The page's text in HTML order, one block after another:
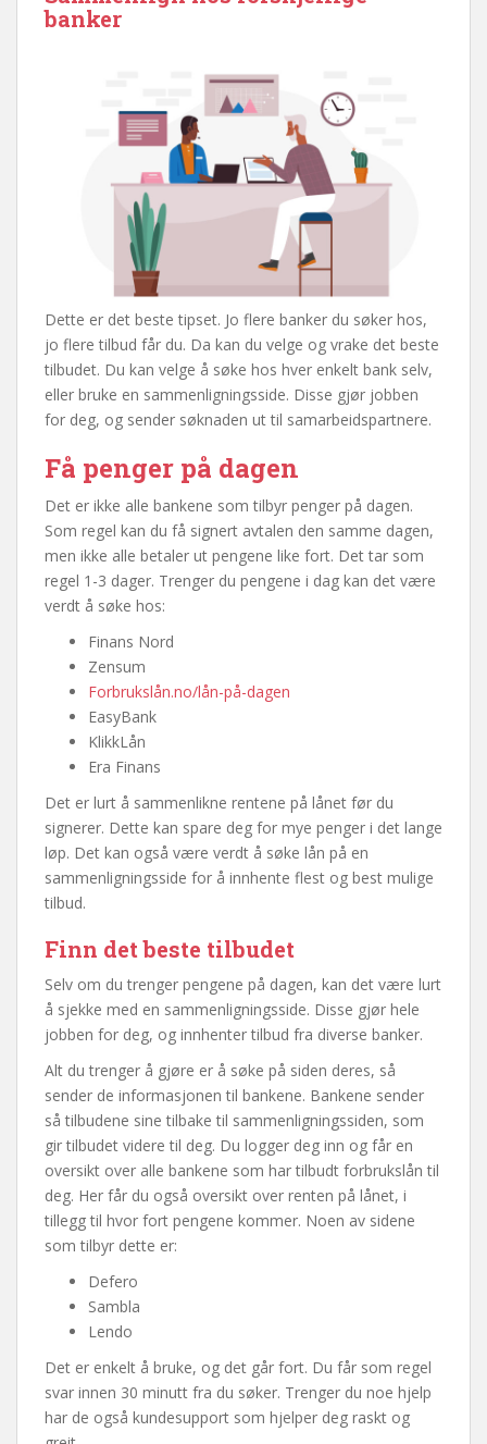
banker
Dette er det beste tipset. Jo flere banker du søker hos,
jo flere tilbud får du. Da kan du velge og vrake det beste
tilbudet. Du kan velge å søke hos hver enkelt bank selv,
eller bruke en sammenligningsside. Disse gjør jobben
for deg, og sender søknaden ut til samarbeidspartnere.
Få penger på dagen
Det er ikke alle bankene som tilbyr penger på dagen.
Som regel kan du få signert avtalen den samme dagen,
men ikke alle betaler ut pengene like fort. Det tar som
regel 1-3 dager. Trenger du pengene i dag kan det være
verdt å søke hos:
Finans Nord
Zensum
Forbrukslån.no/lån-på-dagen
EasyBank
KlikkLån
Era Finans
Det er lurt å sammenlikne rentene på lånet før du
signerer. Dette kan spare deg for mye penger i det lange
løp. Det kan også være verdt å søke lån på en
sammenligningsside for å innhente flest og best mulige
tilbud.
Finn det beste tilbudet
Selv om du trenger pengene på dagen, kan det være lurt
å sjekke med en sammenligningsside. Disse gjør hele
jobben for deg, og innhenter tilbud fra diverse banker.
Alt du trenger å gjøre er å søke på siden deres, så
sender de informasjonen til bankene. Bankene sender
så tilbudene sine tilbake til sammenligningssiden, som
gir tilbudet videre til deg. Du logger deg inn og får en
oversikt over alle bankene som har tilbudt forbrukslån til
deg. Her får du også oversikt over renten på lånet, i
tillegg til hvor fort pengene kommer. Noen av sidene
som tilbyr dette er:
Defero
Sambla
Lendo
Det er enkelt å bruke, og det går fort. Du får som regel
svar innen 30 minutt fra du søker. Trenger du noe hjelp
har de også kundesupport som hjelper deg raskt og